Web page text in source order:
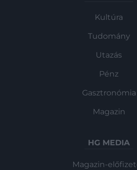
Kultúra
Tudomány
Utazás
Pénz
Gasztronómia
Magazin
HG MEDIA
Magazin-